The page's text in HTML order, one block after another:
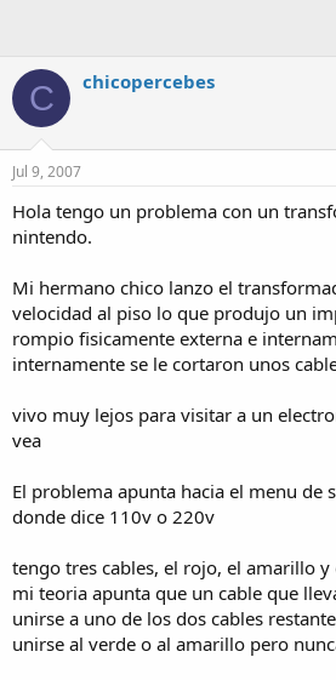
C chicopercebes
Jul 9, 2007
Hola tengo un problema con un
nintendo.
Mi hermano chico lanzo el
velocidad al piso lo que produjo un
rompio fisicamente externa e
internamente se le cortaron unos
vivo muy lejos para visitar a un
vea
El problema apunta hacia el menu de
donde dice 110v o 220v
tengo tres cables, el rojo, el amarillo y
mi teoria apunta que un cable que
unirse a uno de los dos cables
unirse al verde o al amarillo pero